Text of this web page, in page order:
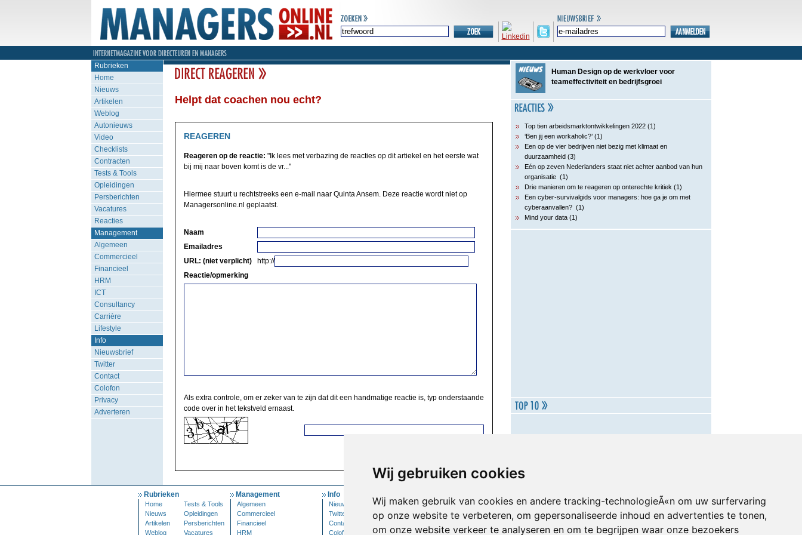
Wij gebruiken cookies
Wij maken gebruik van cookies en andere tracking-technologieÃ«n om uw surfervaring
op onze website te verbeteren, om gepersonaliseerde inhoud en advertenties te tonen,
om onze website verkeer te analyseren en om te begrijpen waar onze bezoekers
Rubrieken
Home
Nieuws
Artikelen
Weblog
Autonieuws
Video
Checklists
Contracten
Tests & Tools
Opleidingen
Persberichten
Vacatures
Reacties
Management
Algemeen
Commercieel
Financieel
HRM
ICT
Consultancy
Carrière
Lifestyle
Info
Nieuwsbrief
Twitter
Contact
Colofon
Privacy
Adverteren
Helpt dat coachen nou echt?
REAGEREN
Reageren op de reactie: "Ik lees met verbazing de reacties op dit artiekel en het eerste wat
bij mij naar boven komt is de vr..."
Hiermee stuurt u rechtstreeks een e-mail naar Quinta Ansem. Deze reactie wordt niet op
Managersonline.nl geplaatst.
Naam
Emailadres
URL: (niet verplicht)
http://
Reactie/opmerking
Als extra controle, om er zeker van te zijn dat dit een handmatige reactie is, typ onderstaande
code over in het tekstveld ernaast.
Human Design op de werkvloer voor
teameffectiviteit en bedrijfsgroei
Top tien arbeidsmarktontwikkelingen 2022 (1)
‘Ben jij een workaholic?’ (1)
Een op de vier bedrijven niet bezig met klimaat en
duurzaamheid (3)
Eén op zeven Nederlanders staat niet achter aanbod van hun
organisatie (1)
Drie manieren om te reageren op onterechte kritiek (1)
Een cyber-survivalgids voor managers: hoe ga je om met
cyberaanvallen? (1)
Mind your data (1)
Rubrieken
Home
Tests & Tools
Nieuws
Opleidingen
Artikelen
Persberichten
Weblog
Vacatures
Management
Algemeen
Commercieel
Financieel
HRM
Info
Nieuwsbrief
Twitter
Contact
Colofon
Inloggen